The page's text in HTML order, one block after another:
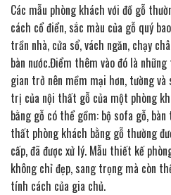
Các mẫu phòng khách với đồ gỗ
cách cổ điển, sắc màu của gỗ quý
trần nhà, cửa sổ, vách ngăn, chạy
bàn nước.Điểm thêm vào đó là
gian trở nên mềm mại hơn, tường
trị của nội thất gỗ của một phòng
bằng gỗ có thể gồm: bộ sofa gỗ,
thất phòng khách bằng gỗ thường
cấp, đã được xử lý. Mẫu thiết kế
không chỉ đẹp, sang trọng mà còn
tính cách của gia chủ.